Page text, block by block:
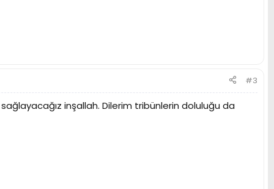
#3
inşallah. Dilerim tribünlerin doluluğu da